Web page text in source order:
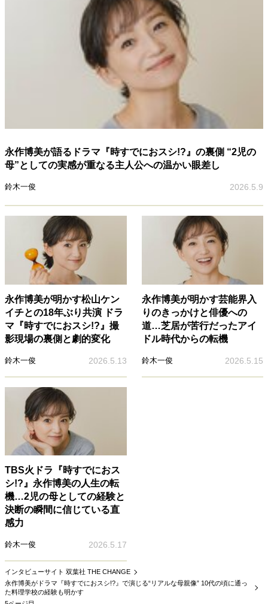
永作博美が語るドラマ『時すでにおスシ!?』の裏側 “2児の
母”としての実感が重なる主人公への温かい眼差し
鈴木一俊 2026.5.9
永作博美が明かす松山ケン
イチとの18年ぶり共演 ドラ
マ『時すでにおスシ!?』撮
影現場の裏側と劇的変化
鈴木一俊 2026.5.13
永作博美が明かす芸能界入
りのきっかけと俳優への
道…芝居が苦行だったアイ
ドル時代からの転機
鈴木一俊 2026.5.15
TBS火ドラ『時すでにおス
シ!?』永作博美の人生の転
機…2児の母としての経験と
決断の瞬間に信じている直
感力
鈴木一俊 2026.5.17
インタビューサイト 双葉社 THE CHANGE
永作博美がドラマ『時すでにおスシ!?』で演じる“リアルな母親像” 10代の頃に通っ
た料理学校の経験も明かす